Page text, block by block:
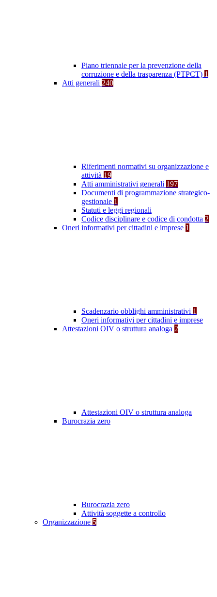
Piano triennale per la prevenzione della
corruzione e della trasparenza (PTPCT) 1
Atti generali 240
Riferimenti normativi su organizzazione e
attività 19
Atti amministrativi generali 197
Documenti di programmazione strategico-
gestionale 1
Statuti e leggi regionali
Codice disciplinare e codice di condotta 2
Oneri informativi per cittadini e imprese 1
Scadenzario obblighi amministrativi 1
Oneri informativi per cittadini e imprese
Attestazioni OIV o struttura analoga 2
Attestazioni OIV o struttura analoga
Burocrazia zero
Burocrazia zero
Attività soggette a controllo
Organizzazione 5